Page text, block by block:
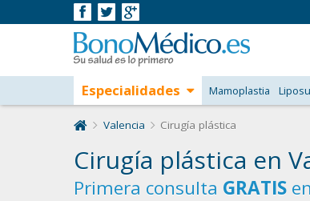
Valencia Cirugía plástica
Cirugía plástica en
Primera consulta GRATIS
Especialidades Mamoplastia